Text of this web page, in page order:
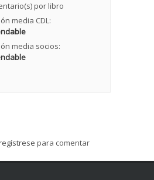
por libro
media CDL:
media socios:
para comentar